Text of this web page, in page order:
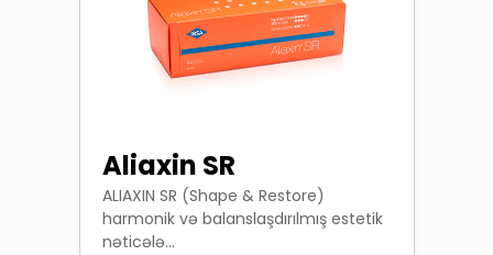
Aliaxin SR
ALIAXIN SR (Shape & Restore)
harmonik və balanslaşdırılmış estetik
nəticələ...